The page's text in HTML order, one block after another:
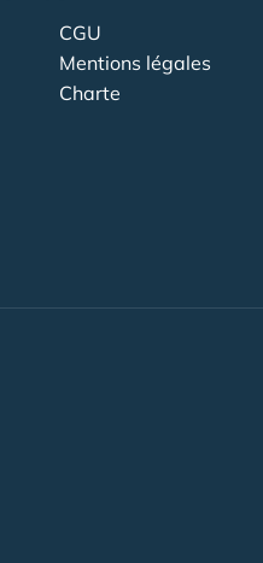
CGU
Mentions légales
Charte